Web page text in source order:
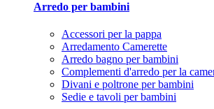
Arredo per bambini
Accessori per la pappa
Arredamento Camerette
Arredo bagno per bambini
Complementi d'arredo per la
Divani e poltrone per bambini
Sedie e tavoli per bambini